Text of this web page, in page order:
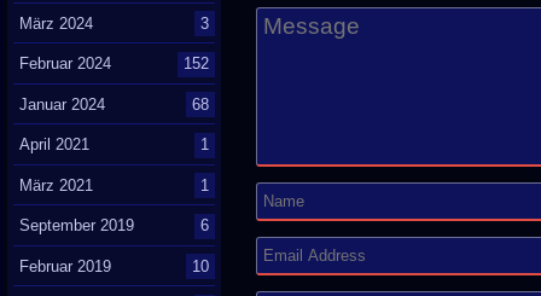
März 2024 3
Februar 2024 152
Januar 2024 68
April 2021 1
März 2021 1
September 2019 6
Februar 2019 10